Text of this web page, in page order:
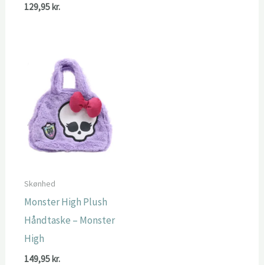
129,95kr.
Skønhed
Monster High Plush
Håndtaske – Monster
High
149,95kr.